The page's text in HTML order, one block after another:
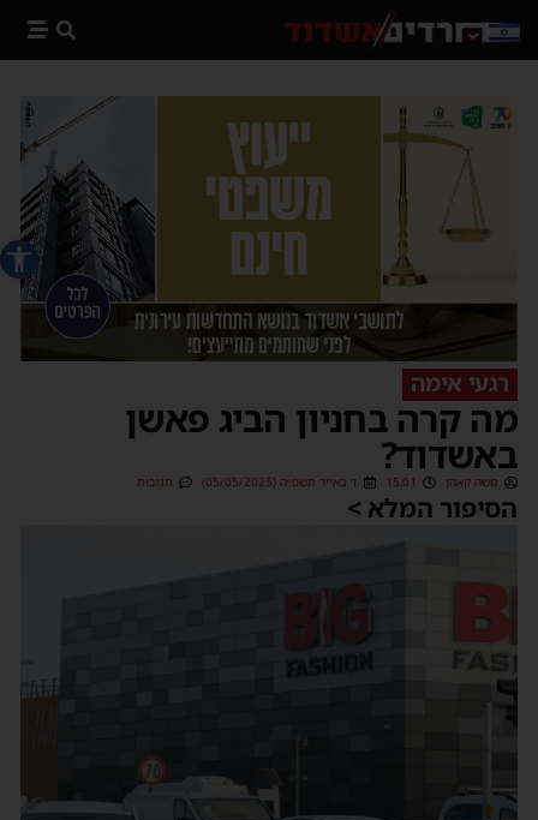
פתח
רגעי אימה
מה קרה בחניון הביג פאשן
באשדוד?
משה קאהן 15:01 ז׳ באייר תשפ״ה (05/05/2025) תגובות
הסיפור המלא >